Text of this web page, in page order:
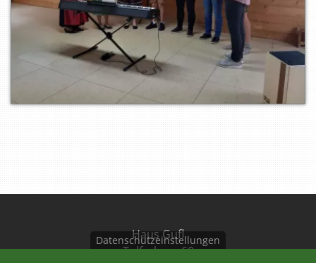
Haus Gufl
Tulferberg 60
Datenschutzeinstellungen